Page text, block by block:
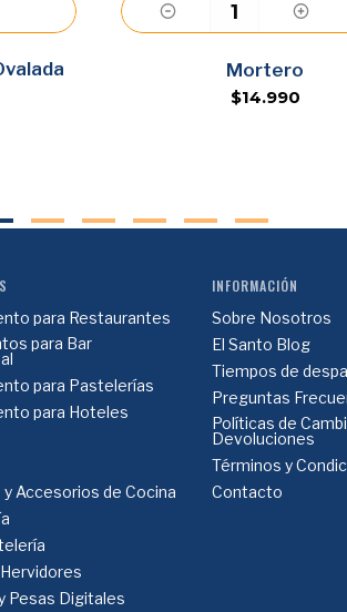
Agregar
Mortero
$14.990
para Restaurantes
para Bar
para Pastelerías
para Hoteles
Accesorios de Cocina
Pesas Digitales
INFORMACIÓN
Sobre Nosotros
El Santo Blog
Tiempos de
Preguntas
Políticas de
Devoluciones
Términos y
Contacto